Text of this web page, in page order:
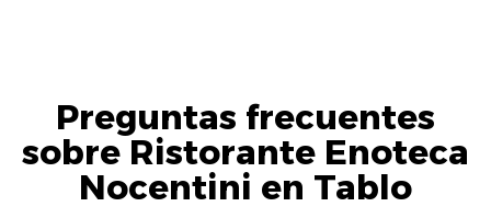
Preguntas frecuentes
sobre Ristorante Enoteca
Nocentini en Tablo